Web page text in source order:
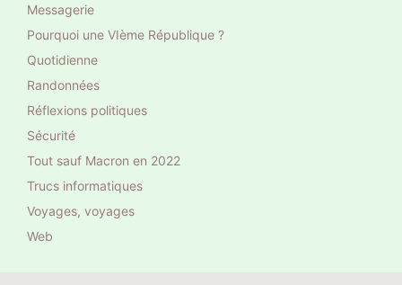
Messagerie
Pourquoi une VIème République ?
Quotidienne
Randonnées
Réflexions politiques
Sécurité
Tout sauf Macron en 2022
Trucs informatiques
Voyages, voyages
Web